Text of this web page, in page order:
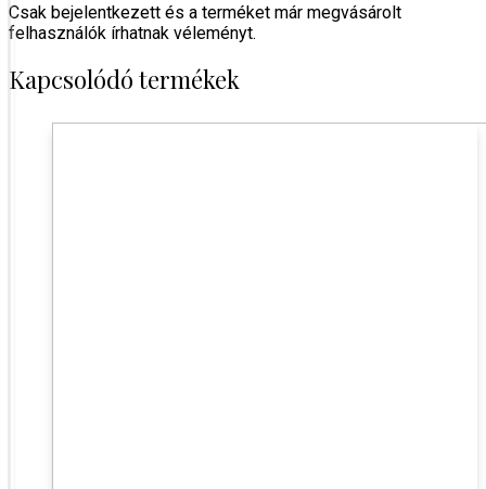
Csak bejelentkezett és a terméket már megvásárolt
felhasználók írhatnak véleményt.
Kapcsolódó termékek